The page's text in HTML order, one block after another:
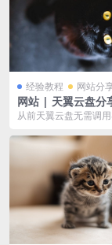
经验教程 网站分
网站 | 天翼云盘分
解析，突破大文件
从前天翼云盘无需调
通过客户端下载。前